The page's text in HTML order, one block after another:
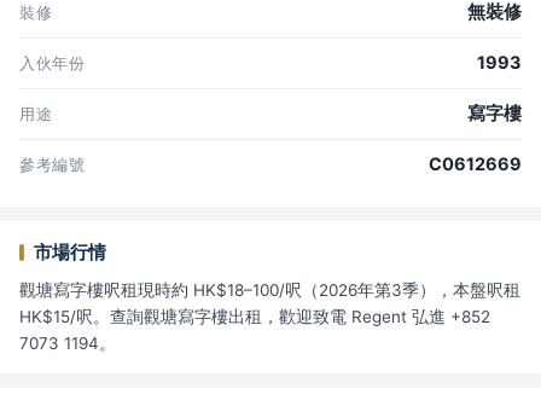
裝修 無裝修
入伙年份 1993
用途 寫字樓
參考編號 C0612669
市場行情
觀塘寫字樓呎租現時約 HK$18–100/呎（2026年第3季），本盤呎租
HK$15/呎。查詢觀塘寫字樓出租，歡迎致電 Regent 弘進 +852
7073 1194。